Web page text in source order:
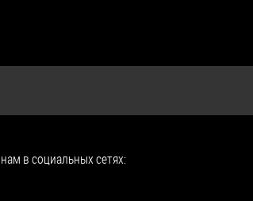
в социальных сетях: